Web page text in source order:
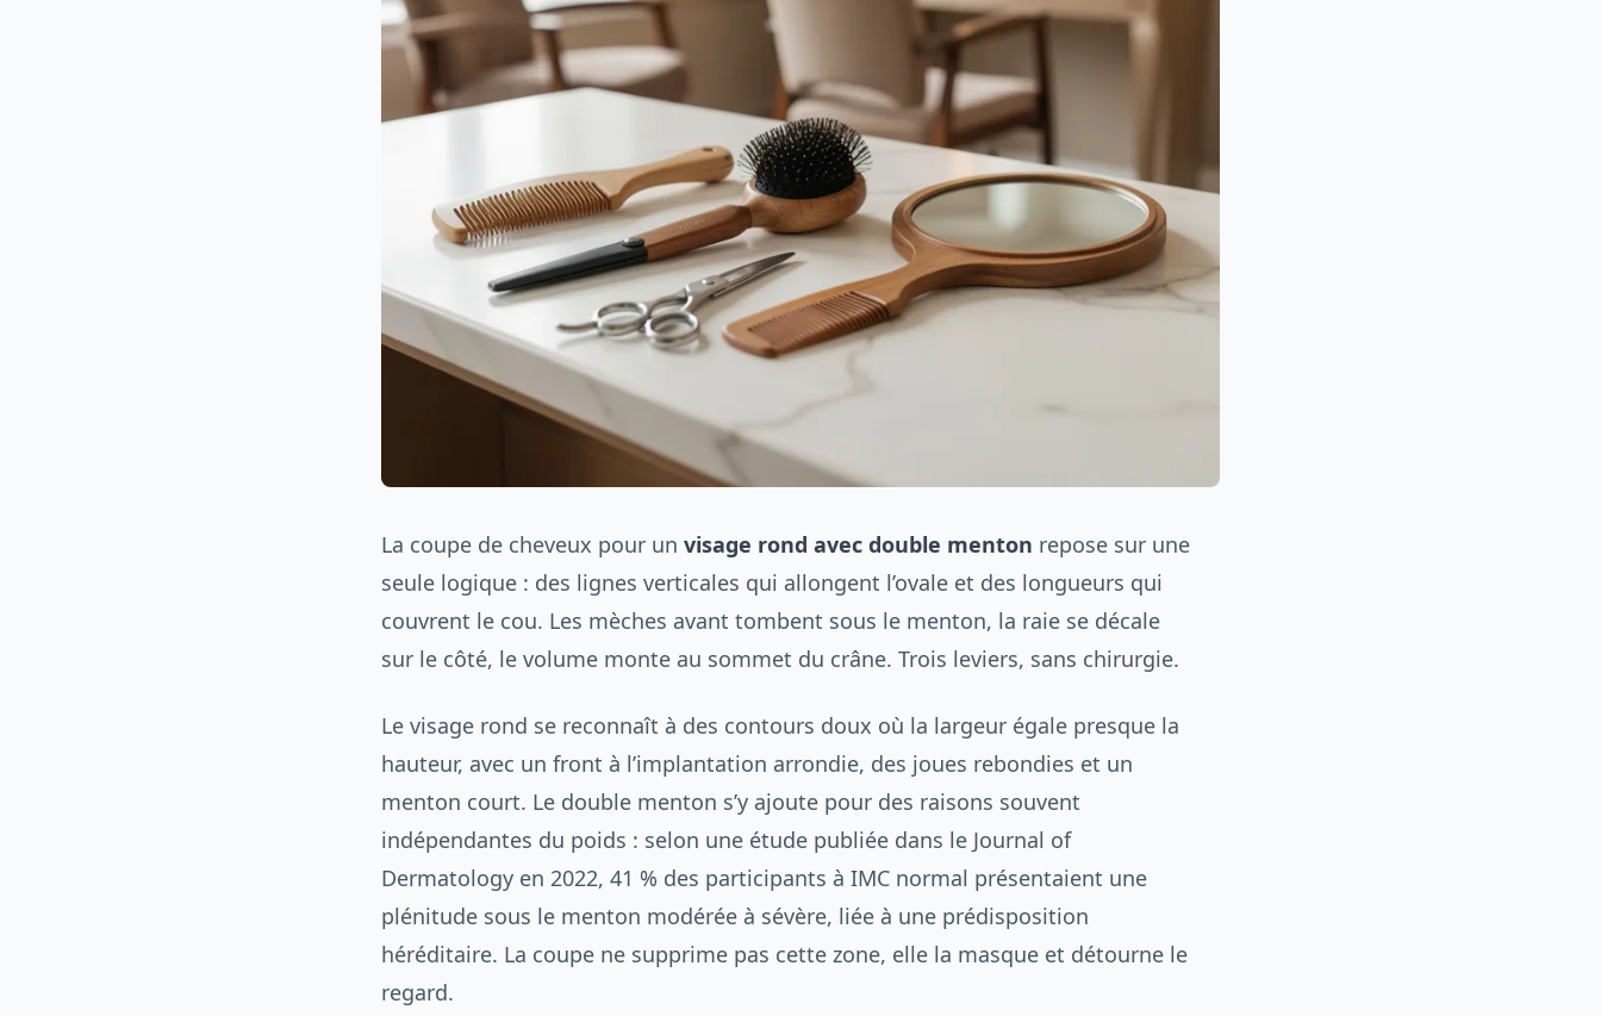
La coupe de cheveux pour un visage rond avec double menton repose sur une
seule logique : des lignes verticales qui allongent l’ovale et des longueurs qui
couvrent le cou. Les mèches avant tombent sous le menton, la raie se décale
sur le côté, le volume monte au sommet du crâne. Trois leviers, sans chirurgie.
Le visage rond se reconnaît à des contours doux où la largeur égale presque la
hauteur, avec un front à l’implantation arrondie, des joues rebondies et un
menton court. Le double menton s’y ajoute pour des raisons souvent
indépendantes du poids : selon une étude publiée dans le Journal of
Dermatology en 2022, 41 % des participants à IMC normal présentaient une
plénitude sous le menton modérée à sévère, liée à une prédisposition
héréditaire. La coupe ne supprime pas cette zone, elle la masque et détourne le
regard.